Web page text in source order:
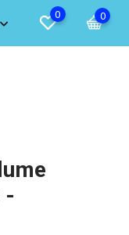
0 0
-